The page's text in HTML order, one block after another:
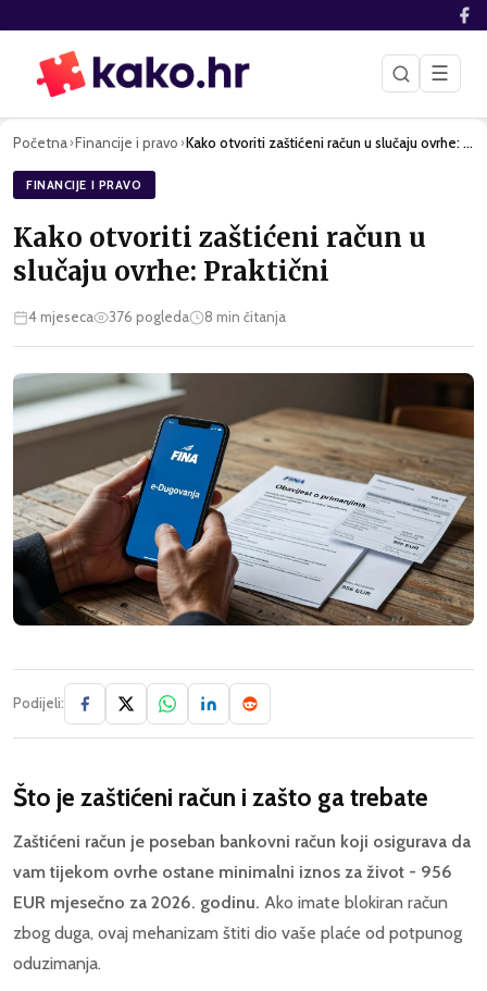
☰
Početna›Financije i pravo › Kako otvoriti zaštićeni račun u slučaju ovrhe: Praktični
FINANCIJE I PRAVO
Kako otvoriti zaštićeni račun u
slučaju ovrhe: Praktični
4 mjeseca 376 pogleda 8 min čitanja
Podijeli:
Što je zaštićeni račun i zašto ga trebate
Zaštićeni račun je poseban bankovni račun koji osigurava da
vam tijekom ovrhe ostane minimalni iznos za život - 956
EUR mjesečno za 2026. godinu. Ako imate blokiran račun
zbog duga, ovaj mehanizam štiti dio vaše plaće od potpunog
oduzimanja.